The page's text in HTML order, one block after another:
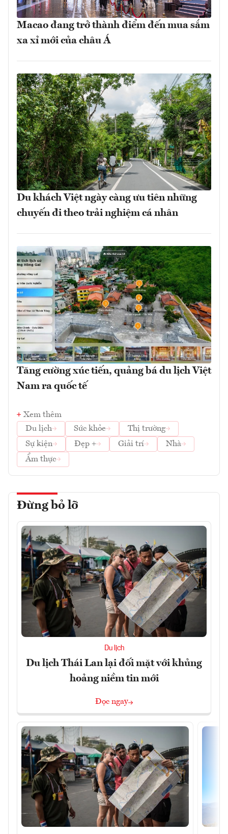
Macao đang trở thành điểm đến mua sắm
xa xỉ mới của châu Á
Du khách Việt ngày càng ưu tiên những
chuyến đi theo trải nghiệm cá nhân
Tăng cường xúc tiến, quảng bá du lịch Việt
Nam ra quốc tế
Xem thêm
Du lịch
Sức khỏe
Thị trường
Sự kiện
Đẹp + Giải trí
Nhà
Ẩm thực
Đừng bỏ lỡ
Du lịch
Du lịch Thái Lan lại đối mặt với khủng
hoảng niềm tin mới
Đọc ngay